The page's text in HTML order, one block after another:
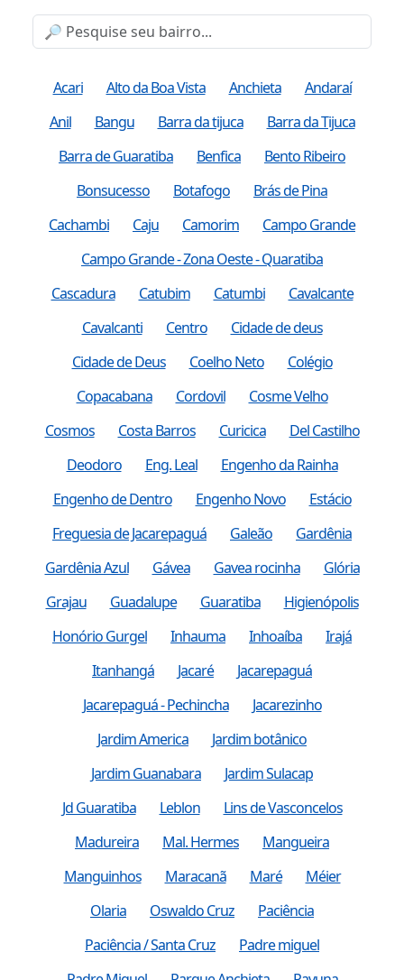
Acari Alto da Boa Vista Anchieta
Andaraí
Anil
Bangu Barra da tijuca
Barra da Tijuca
Barra de Guaratiba
Benfica
Bento Ribeiro
Bonsucesso
Botafogo
Brás de Pina
Cachambi
Caju Camorim
Campo Grande
Campo Grande - Zona Oeste - Quaratiba
Cascadura
Catubim Catumbi
Cavalcante
Cavalcanti
Centro
Cidade de deus
Cidade de Deus
Coelho Neto
Colégio
Copacabana
Cordovil
Cosme Velho
Cosmos
Costa Barros Curicica
Del Castilho
Deodoro
Eng. Leal
Engenho da Rainha
Engenho de Dentro
Engenho Novo
Estácio
Freguesia de Jacarepaguá
Galeão
Gardênia
Gardênia Azul
Gávea Gavea rocinha
Glória
Grajau
Guadalupe Guaratiba
Higienópolis
Honório Gurgel
Inhauma Inhoaíba
Irajá
Itanhangá
Jacaré
Jacarepaguá
Jacarepaguá - Pechincha
Jacarezinho
Jardim America
Jardim botânico
Jardim Guanabara
Jardim Sulacap
Jd Guaratiba
Leblon
Lins de Vasconcelos
Madureira
Mal. Hermes
Mangueira
Manguinhos
Maracanã Maré
Méier
Olaria
Oswaldo Cruz
Paciência
Paciência / Santa Cruz
Padre miguel